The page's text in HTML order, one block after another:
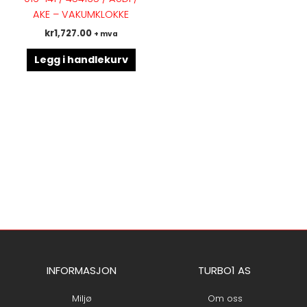
AKE – VAKUMKLOKKE
kr1,727.00 + mva
Legg i handlekurv
INFORMASJON
Miljø
TURBO1 AS
Om oss